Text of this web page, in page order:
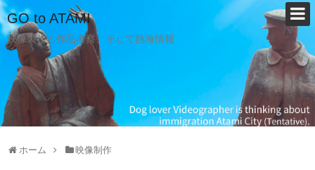
GO to ATAMI
映像製作と作品考察、そして熱海情報
ホーム 映像制作